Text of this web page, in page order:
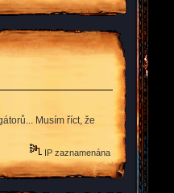
Musím říct, že
IP zaznamenána